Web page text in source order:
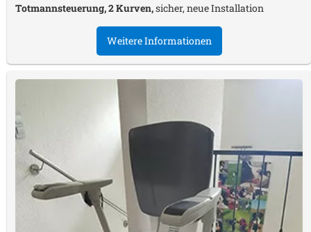
Totmannsteuerung, 2 Kurven,sicher, neue Installation
Weitere Informationen